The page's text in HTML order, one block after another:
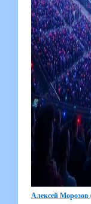
Алексей Морозов